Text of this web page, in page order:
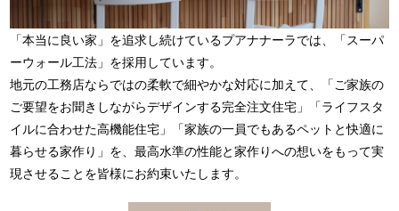
「本当に良い家」を追求し続けているプアナナーラでは、「スーパ
ーウォール工法」を採用しています。
地元の工務店ならではの柔軟で細やかな対応に加えて、「ご家族の
ご要望をお聞きしながらデザインする完全注文住宅」「ライフスタ
イルに合わせた高機能住宅」「家族の一員でもあるペットと快適に
暮らせる家作り」を、最高水準の性能と家作りへの想いをもって実
現させることを皆様にお約束いたします。